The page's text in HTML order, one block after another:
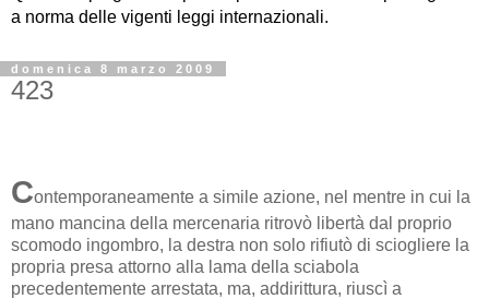
a norma delle vigenti leggi internazionali.
domenica 8 marzo 2009
423
Contemporaneamente a simile azione, nel mentre in cui la
mano mancina della mercenaria ritrovò libertà dal proprio
scomodo ingombro, la destra non solo rifiutò di sciogliere la
propria presa attorno alla lama della sciabola
precedentemente arrestata, ma, addirittura, riuscì a